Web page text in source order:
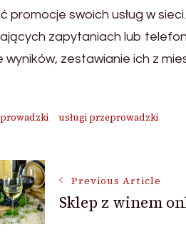
promocje swoich usług w
zapytaniach lub
wyników, zestawianie ich z
usługi przeprowadzki
Previous Article
Sklep z winem